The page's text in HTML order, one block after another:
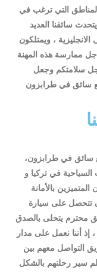
التي ترغب في
سائقنا العديد
الانجليزية ، ويمتلكون
أجل ممارسة هذه المهنة
سلامتكم وجعل
سائق في طرابزون
سائق في طرابزون،
في تركيا و
بالأمانة
تتحصل على سيارة
محترم يتحلى بالصدق
إذ أننا نعمل على مدار
التواصل معهم بين
سير رحلتهم بالشكل